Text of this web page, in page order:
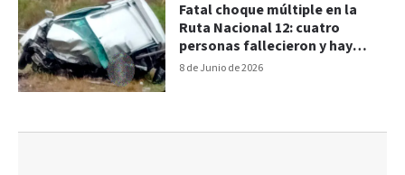
8 de Junio de 2026
Fatal choque múltiple en la
Ruta Nacional 12: cuatro
personas fallecieron y hay
cinco heridos